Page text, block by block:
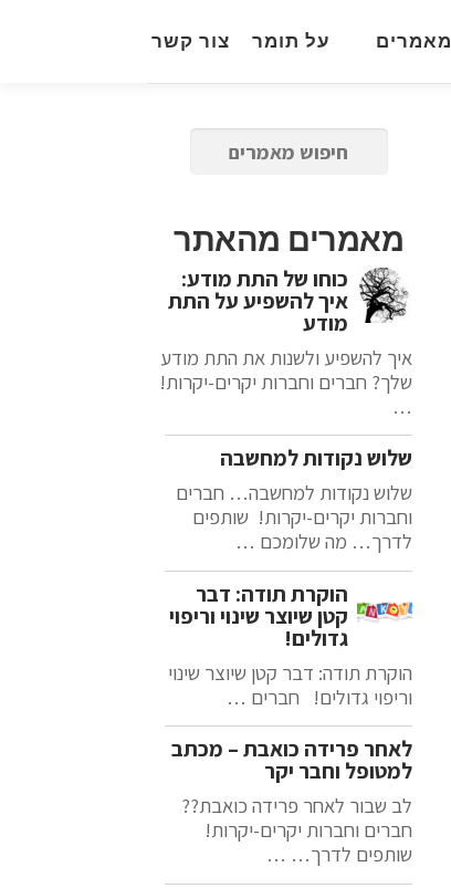
מאמרים על תומר צור קשר
מאמרים מהאתר
כוחו של התת מודע:
איך להשפיע על התת
מודע
איך להשפיע ולשנות את התת מודע
שלך? חברים וחברות יקרים-יקרות!
…
שלוש נקודות למחשבה
שלוש נקודות למחשבה… חברים
וחברות יקרים-יקרות! שותפים
לדרך… מה שלומכם …
הוקרת תודה: דבר
קטן שיוצר שינוי וריפוי
גדולים!
הוקרת תודה: דבר קטן שיוצר שינוי
וריפוי גדולים! חברים …
לאחר פרידה כואבת – מכתב
למטופל וחבר יקר
לב שבור לאחר פרידה כואבת??
חברים וחברות יקרים-יקרות!
שותפים לדרך… …